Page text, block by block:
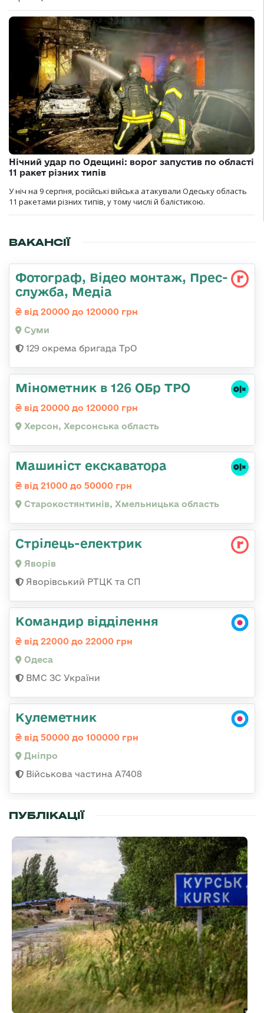
Нічний удар по Одещині: ворог запустив по області
11 ракет різних типів
У ніч на 9 серпня, російські війська атакували Одеську область
11 ракетами різних типів, у тому числі й балістикою.
ВАКАНСІЇ
Фотограф, Відео монтаж, Прес-
служба, Медіа
від 20000 до 120000 грн
Суми
129 окрема бригада ТрО
Мінометник в 126 ОБр ТРО
від 20000 до 120000 грн
Херсон, Херсонська область
Машиніст екскаватора
від 21000 до 50000 грн
Старокостянтинів, Хмельницька область
Стрілець-електрик
Яворів
Яворівський РТЦК та СП
Командир відділення
від 22000 до 22000 грн
Одеса
ВМС ЗС України
Кулеметник
від 50000 до 100000 грн
Дніпро
Військова частина А7408
ПУБЛІКАЦІЇ